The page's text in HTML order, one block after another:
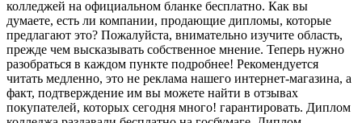
колледжей на официальном бланке бесплатно. Как вы
думаете, есть ли компании, продающие дипломы, которые
предлагают это? Пожалуйста, внимательно изучите область,
прежде чем высказывать собственное мнение. Теперь нужно
разобраться в каждом пункте подробнее! Рекомендуется
читать медленно, это не реклама нашего интернет-магазина, а
факт, подтверждение им вы можете найти в отзывах
покупателей, которых сегодня много! гарантировать. Диплом